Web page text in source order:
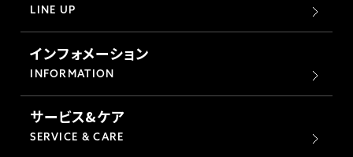
LINE UP
インフォメーション
INFORMATION
サービス&ケア
SERVICE & CARE